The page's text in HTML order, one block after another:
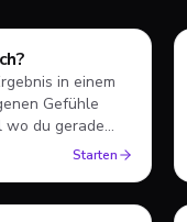
in einem
Gefühle
wo du gerade
Starten